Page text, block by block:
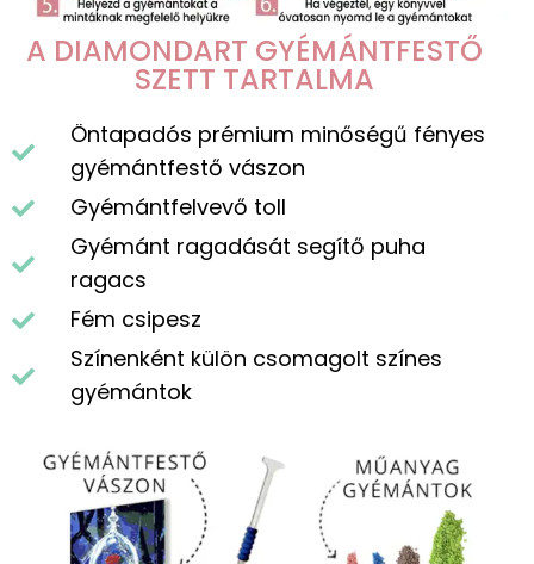
A DIAMONDART GYÉMÁNTFESTŐ
SZETT TARTALMA
Öntapadós prémium minőségű fényes
gyémántfestő vászon
Gyémántfelvevő toll
Gyémánt ragadását segítő puha
ragacs
Fém csipesz
Színenként külön csomagolt színes
gyémántok